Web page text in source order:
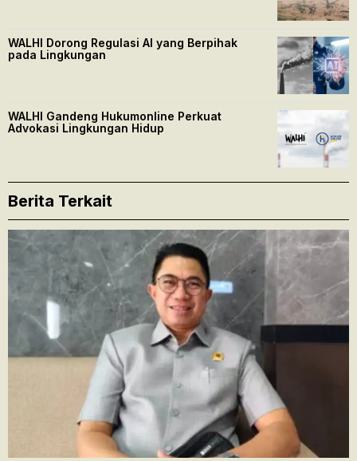
WALHI Dorong Regulasi AI yang Berpihak
pada Lingkungan
WALHI Gandeng Hukumonline Perkuat
Advokasi Lingkungan Hidup
Berita Terkait